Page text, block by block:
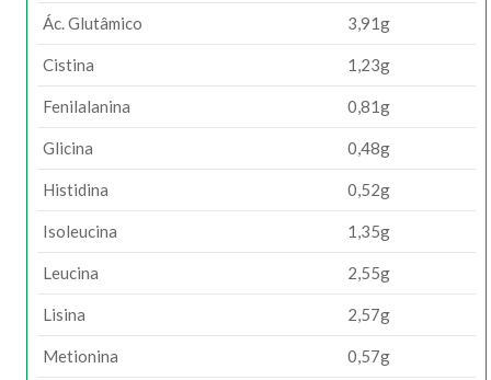
Ác. Glutâmico 3,91g
Cistina 1,23g
Fenilalanina 0,81g
Glicina 0,48g
Histidina 0,52g
Isoleucina 1,35g
Leucina 2,55g
Lisina 2,57g
Metionina 0,57g